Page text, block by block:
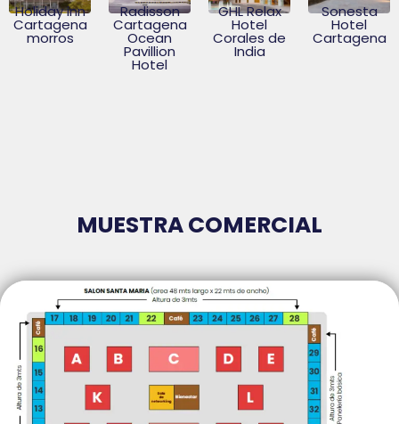
Holiday inn
Cartagena
morros
Radisson
Cartagena
Ocean
Pavillion
Hotel
GHL Relax
Hotel
Corales de
India
Sonesta
Hotel
Cartagena
MUESTRA COMERCIAL